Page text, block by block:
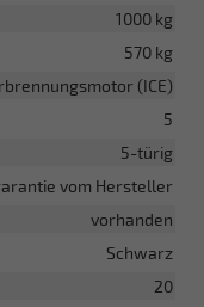
1000 kg
570 kg
(ICE)
5
5-türig
vom Hersteller
vorhanden
Schwarz
20